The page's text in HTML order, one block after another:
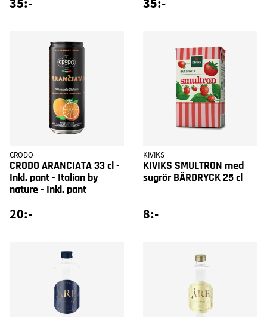
CRODO
CRODO ARANCIATA 33 cl -
Inkl. pant - Italian by
nature - Inkl. pant
20:-
KIVIKS
KIVIKS SMULTRON med
sugrör BÄRDRYCK 25 cl
8:-